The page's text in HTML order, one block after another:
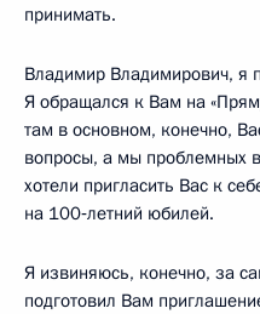
принимать.
Владимир Владимирович, я
Я обращался к Вам на
там в основном, конечно,
вопросы, а мы проблемных
хотели пригласить Вас к
на 100‑летний юбилей.
Я извиняюсь, конечно, за
подготовил Вам